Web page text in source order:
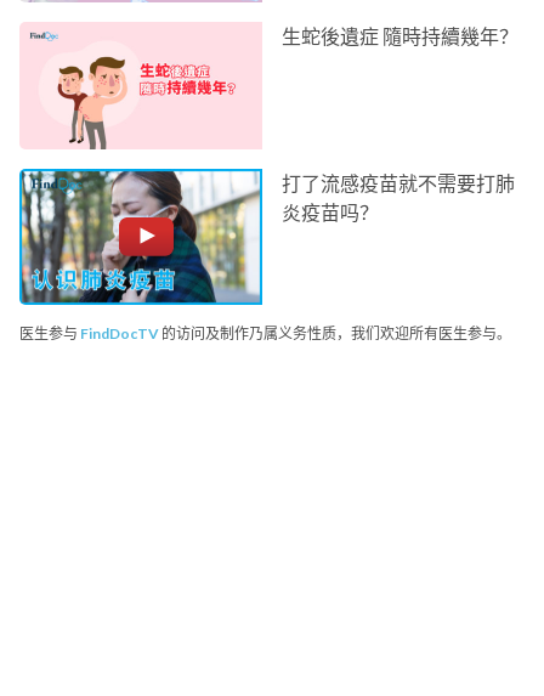
生蛇後遺症 隨時持續幾年？
打了流感疫苗就不需要打肺
炎疫苗吗？
医生参与 FindDocTV 的访问及制作乃属义务性质，我们欢迎所有医生参与。